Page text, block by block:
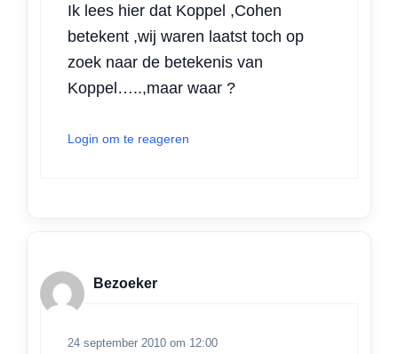
Ik lees hier dat Koppel ,Cohen
betekent ,wij waren laatst toch op
zoek naar de betekenis van
Koppel…..,maar waar ?
Login om te reageren
Bezoeker
24 september 2010 om 12:00